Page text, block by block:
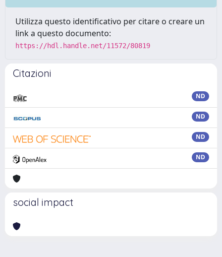
Utilizza questo identificativo per citare o creare un
link a questo documento:
https://hdl.handle.net/11572/80819
Citazioni
ND
ND
ND
ND
social impact